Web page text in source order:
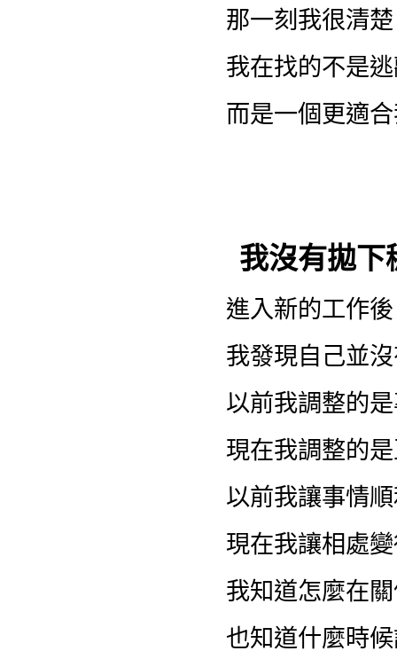
那一刻我很清
我在找的不是
而是一個更適
我沒有拋下
進入新的工作
我發現自己並
以前我調整的
現在我調整的
以前我讓事情
現在我讓相處
我知道怎麼在
也知道什麼時